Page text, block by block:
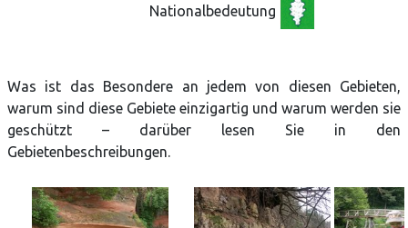
Nationalbedeutung
Was ist das Besondere an jedem von diesen Gebieten,
warum sind diese Gebiete einzigartig und warum werden sie
geschützt – darüber lesen Sie in den
Gebietenbeschreibungen.